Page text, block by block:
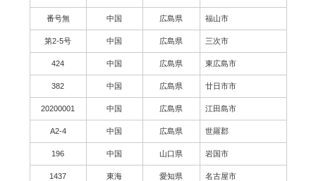
番号無 中国 広島県 福山市
第2-5号 中国 広島県 三次市
424 中国 広島県 東広島市
382 中国 広島県 廿日市市
20200001 中国 広島県 江田島市
A2-4 中国 広島県 世羅郡
196 中国 山口県 岩国市
1437 東海 愛知県 名古屋市